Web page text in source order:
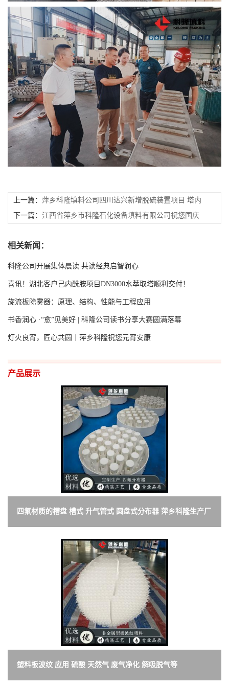
上一篇： 萍乡科隆填料公司四川达兴新增脱硫装置项目 塔内
件填料安装工程
下一篇： 江西省萍乡市科隆石化设备填料有限公司祝您国庆
相关新闻：
科隆公司开展集体晨读 共读经典启智润心
喜讯！湖北客户己内酰胺项目DN3000水萃取塔顺利交付！
旋流板除雾器：原理、结构、性能与工程应用
书香润心 ·“愈”见美好 | 科隆公司读书分享大赛圆满落幕
灯火良宵，匠心共圆｜萍乡科隆祝您元宵安康
产品展示
四氟材质的槽盘 槽式 升气管式 圆盘式分布器 萍乡科隆生产厂
家
塑料板波纹 应用 硫酸 天然气 废气净化 解吸脱气等